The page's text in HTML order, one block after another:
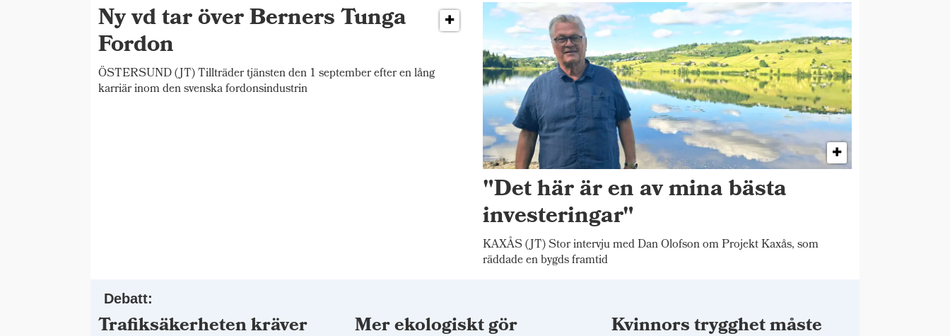
Ny vd tar över Berners Tunga
Fordon
ÖSTERSUND (JT) Tillträder tjänsten den 1 september efter en lång
karriär inom den svenska fordonsindustrin
"Det här är en av mina bästa
investeringar"
KAXÅS (JT) Stor intervju med Dan Olofson om Projekt Kaxås, som
räddade en bygds framtid
Debatt:
Trafiksäkerheten kräver Mer ekologiskt gör Kvinnors trygghet måste